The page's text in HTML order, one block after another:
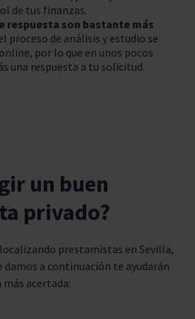
de tus finanzas.
respuesta son bastante más
proceso de análisis y estudio se
por lo que en unos pocos
una respuesta a tu solicitud.
un buen
privado?
localizando prestamistas en Sevilla,
damos a continuación te ayudarán
más acertada: